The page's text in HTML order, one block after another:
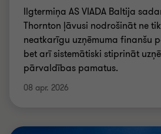
Ilgtermiņa AS VIADA Baltija
Thornton ļāvusi nodrošināt ne
neatkarīgu uzņēmuma finanšu
bet arī sistemātiski stiprināt
pārvaldības pamatus.
08 apr. 2026